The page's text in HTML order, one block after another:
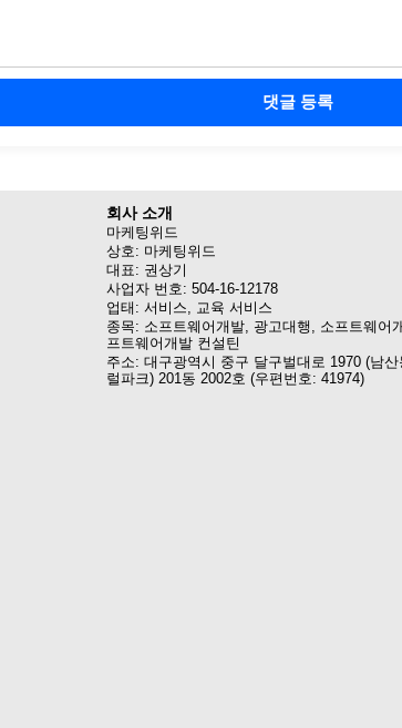
댓글 등록
회사 소개
마케팅위드
상호: 마케팅위드
대표: 권상기
사업자 번호: 504-16-12178
업태: 서비스, 교육 서비스
종목: 소프트웨어개발, 광고대행, 소프트웨어
프트웨어개발 컨설틴
주소: 대구광역시 중구 달구벌대로 1970 (남
럴파크) 201동 2002호 (우편번호: 41974)